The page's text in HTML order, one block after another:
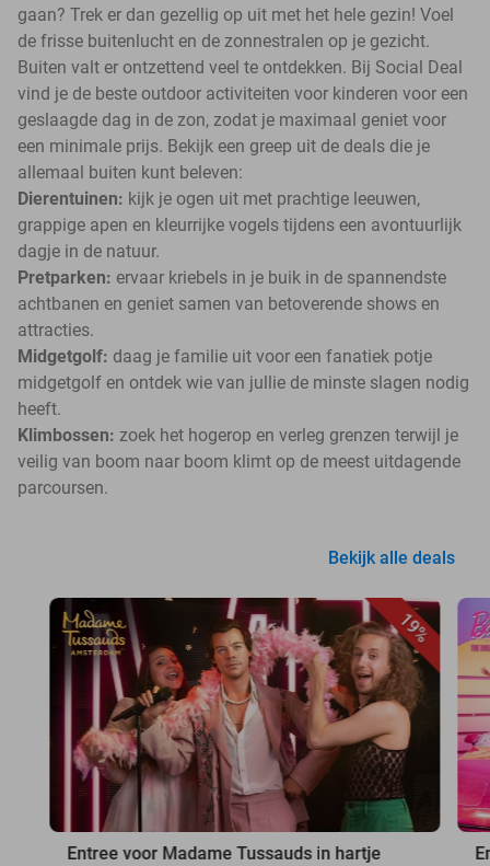
gaan? Trek er dan gezellig op uit met het hele gezin! Voel
de frisse buitenlucht en de zonnestralen op je gezicht.
Buiten valt er ontzettend veel te ontdekken. Bij Social Deal
vind je de beste outdoor activiteiten voor kinderen voor een
geslaagde dag in de zon, zodat je maximaal geniet voor
een minimale prijs. Bekijk een greep uit de deals die je
allemaal buiten kunt beleven:
Dierentuinen: kijk je ogen uit met prachtige leeuwen,
grappige apen en kleurrijke vogels tijdens een avontuurlijk
dagje in de natuur.
Pretparken: ervaar kriebels in je buik in de spannendste
achtbanen en geniet samen van betoverende shows en
attracties.
Midgetgolf: daag je familie uit voor een fanatiek potje
midgetgolf en ontdek wie van jullie de minste slagen nodig
heeft.
Klimbossen: zoek het hogerop en verleg grenzen terwijl je
veilig van boom naar boom klimt op de meest uitdagende
parcoursen.
Bekijk alle deals
19%
Entree voor Madame Tussauds in hartje